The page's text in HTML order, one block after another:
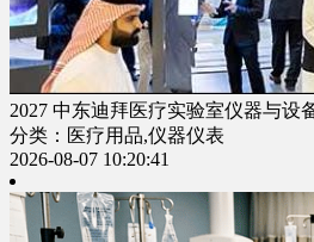
2027 中东迪拜医疗实验室仪器与设
分类：医疗用品,仪器仪表
2026-08-07 10:20:41